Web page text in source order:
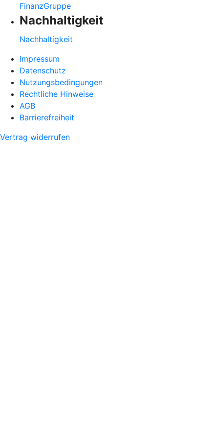
FinanzGruppe
Nachhaltigkeit
Nachhaltigkeit
Impressum
Datenschutz
Nutzungsbedingungen
Rechtliche Hinweise
AGB
Barrierefreiheit
Vertrag widerrufen